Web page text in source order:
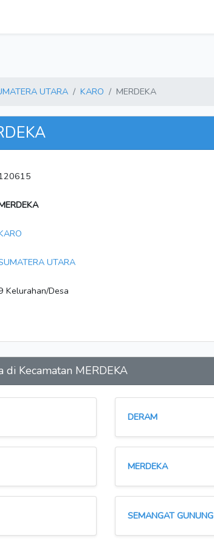
UTARA KARO MERDEKA
UTARA
Kelurahan/Desa
di Kecamatan MERDEKA
DERAM
MERDEKA
SEMANGAT GUNUNG